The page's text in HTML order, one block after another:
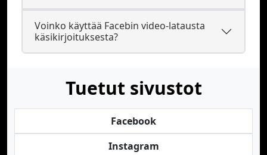
Voinko käyttää Facebin video-latausta
käsikirjoituksesta?
Tuetut sivustot
Facebook
Instagram